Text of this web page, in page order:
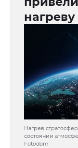
Нагрев
состоянии
Fotodom